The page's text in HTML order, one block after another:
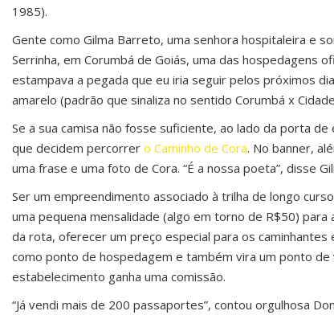
1985).
Gente como Gilma Barreto, uma senhora hospitaleira e
Serrinha, em Corumbá de Goiás, uma das hospedagens
estampava a pegada que eu iria seguir pelos próximos
amarelo (padrão que sinaliza no sentido Corumbá x
Se a sua camisa não fosse suficiente, ao lado da porta
que decidem percorrer o Caminho de Cora. No banner,
uma frase e uma foto de Cora. “É a nossa poeta”, disse
Ser um empreendimento associado à trilha de longo
uma pequena mensalidade (algo em torno de R$50) para
da rota, oferecer um preço especial para os caminhantes
como ponto de hospedagem e também vira um ponto
estabelecimento ganha uma comissão.
“Já vendi mais de 200 passaportes”, contou orgulhosa